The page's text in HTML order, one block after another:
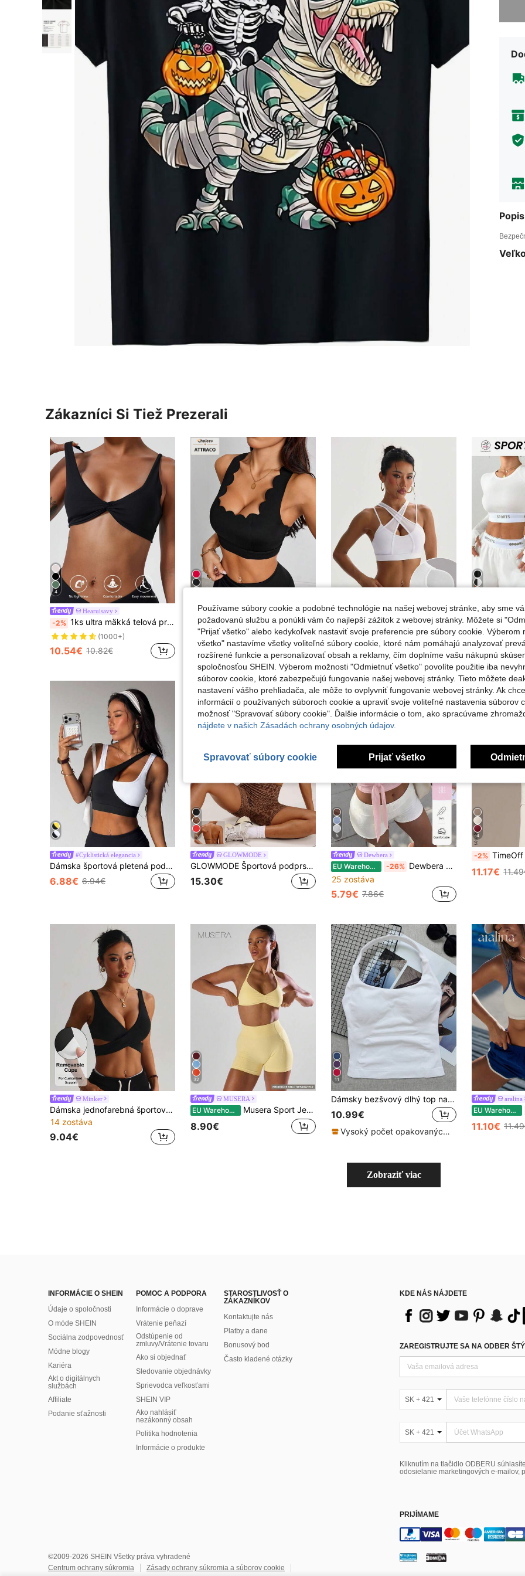
Popis
Zákazníci Si Tiež Prezerali
4
Hearuisavy
-2% 1ks ultra mäkká telová priedušná športová podprsenka na jogu odvádzajúca vlhkosť, dizajn s otočným poprsím, strečový strih, podprsenka na outdoorové športy a voľný čas pre ženy
(1000+)
10.54€ 10.82€
ANFILIA-SPORTS
ATTRACO Dámska športová podprsenka, sexi športový top s odhaleným chrbtom a volánikmi, s odnímateľnými vypchávkami, vhodná na jogu, fitness a beh, čierna jar
15.14€
Minker
Dámska módna športová pletená podprsenka v jednofarebnom prevedení s odnímateľným polstrovaním, sieťovaným patchworkom, bezšvová, priedušná, na jógu, beh a tréning
6.88€
EU Warehouse
14 zostáva
8.24€
#Cyklistická elegancia
Dámska športová pletená podprsenka v čiernej a bielej farbe, s odnímateľným polstrovaním a nastaviteľnými ramienkami, jarný estetický štýl
6.88€ 6.94€
5
GLOWMODE
GLOWMODE Športová podprsenka FeatherFit™ s nastaviteľným halter krkom, bez chrbta, so zmrštovaným predným strihom a odnímateľnými protišmykovými košíčkami na jógu, do štúdia, na pilates a na každodenné nosenie
15.30€
5
Dewbera
EU Warehouse -26% Dewbera Dewbera Dámsky športový top na jar/leto so šnúrovaným predným otvorom, krátkymi rukávmi, z bambusového slub stretch materiálu, módny a univerzálny, na každodenné nosenie, beh, jógu, do fitka, na tenis a golf
25 zostáva
5.79€ 7.86€
4
-2% TimeOff 1 ks dámske jednofarebné
11.17€
Minker
Dámska jednofarebná športová podprsenka s odnímateľnou výstelkou a krížovou výstelkou
14 zostáva
9.04€
32
MUSERA
EU Warehouse Musera Sport Jednofarebná športová podprsenka s otvoreným chrbtom a ramienkami, aktívna a pohodlná, na cvičenie, beh, klub, padel, tenis, pickleball, fitness, citrónovo-maslovo žltá
8.90€
11
Dámsky bezšvový dlhý top na cvičenie s tenkými ramienkami, zabudovaná podprsenka s odnímateľným polstrovaním, športový jógový top, athleisure
10.99€
Vysoký počet opakovaných zákazníkov
aralina
EU Warehouse
11.10€
Zobraziť viac
INFORMÁCIE O SHEIN
Údaje o spoločnosti
O móde SHEIN
Sociálna zodpovednosť
Módne blogy
Kariéra
Akt o digitálnych
službách
Affiliate
Podanie sťažnosti
POMOC A PODPORA
Informácie o doprave
Vrátenie peňazí
Odstúpenie od
zmluvy/Vrátenie tovaru
Ako si objednať
Sledovanie objednávky
Sprievodca veľkosťami
SHEIN VIP
Ako nahlásiť
nezákonný obsah
Politika hodnotenia
​Informácie o produkte
STAROSTLIVOSŤ O
ZÁKAZNÍKOV
Kontaktujte nás
Platby a dane
Bonusový bod
Často kladené otázky
KDE NÁS NÁJDETE
ZAREGISTRUJTE SA NA ODBER
SK + 421
SK + 421
Kliknutím na tlačidlo ODBERU
odosielanie marketingových e-mailov,
PRIJÍMAME
©2009-2026 SHEIN Všetky práva vyhradené
Centrum ochrany súkromia
Zásady ochrany súkromia a súborov cookie
Používame súbory cookie a podobné technológie na našej webovej stránke, aby sme
požadovanú službu a ponúkli vám čo najlepší zážitok z webovej stránky. Môžete si
"Prijať všetko" alebo kedykoľvek nastaviť svoje preferencie pre súbory cookie. Výberom
všetko" nastavíme všetky voliteľné súbory cookie, ktoré nám pomáhajú analyzovať
rozšírené funkcie a personalizovať obsah a reklamy, čím doplníme vašu nákupnú
spoločnosťou SHEIN. Výberom možnosti "Odmietnuť všetko" povolíte použitie iba
súborov cookie, ktoré zabezpečujú fungovanie našej webovej stránky. Tieto môžete
nastavení vášho prehliadača, ale môže to ovplyvniť fungovanie webovej stránky. Ak
informácií o používaných súboroch cookie a upraviť svoje voliteľné nastavenia súborov
možnosť "Spravovať súbory cookie". Ďalšie informácie o tom, ako spracúvame
nájdete v našich Zásadách ochrany osobných údajov.
Spravovať súbory cookie Prijať všetko